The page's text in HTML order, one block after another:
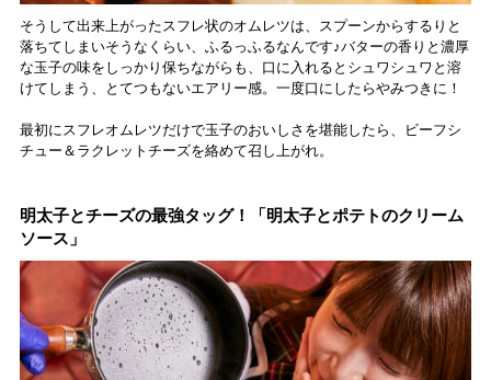
そうして出来上がったスフレ状のオムレツは、スプーンからするりと
落ちてしまいそうなくらい、ふるっふるなんです♪バターの香りと濃厚
な玉子の味をしっかり保ちながらも、口に入れるとシュワシュワと溶
けてしまう、とてつもないエアリー感。一度口にしたらやみつきに！
最初にスフレオムレツだけで玉子のおいしさを堪能したら、ビーフシ
チュー＆ラクレットチーズを絡めて召し上がれ。
明太子とチーズの最強タッグ！「明太子とポテトのクリーム
ソース」